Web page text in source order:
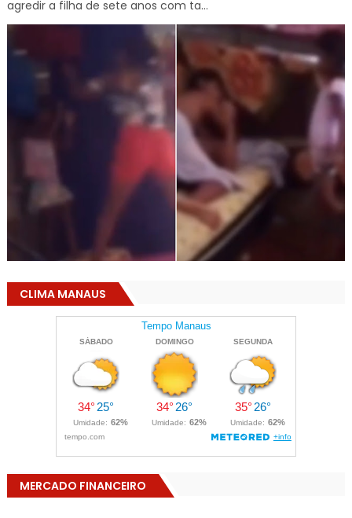
agredir a filha de sete anos com ta...
CLIMA MANAUS
MERCADO FINANCEIRO